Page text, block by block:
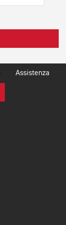
Assistenza